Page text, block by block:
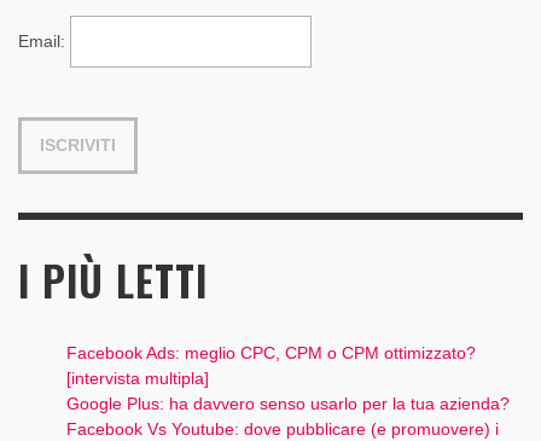
Email:
I PIÙ LETTI
Facebook Ads: meglio CPC, CPM o CPM ottimizzato?
[intervista multipla]
Google Plus: ha davvero senso usarlo per la tua azienda?
Facebook Vs Youtube: dove pubblicare (e promuovere) i